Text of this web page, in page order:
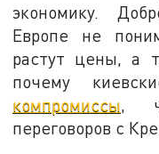
экономику.
Европе не
растут цены, а
почему
компромиссы,
переговоров с